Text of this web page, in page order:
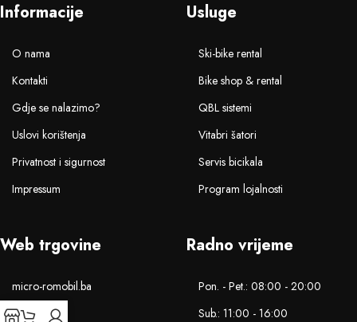
Informacije
O nama
Kontakti
Gdje se nalazimo?
Uslovi korištenja
Privatnost i sigurnost
Impressum
Usluge
Ski-bike rental
Bike shop & rental
QBL sistemi
Vitabri šatori
Servis bicikala
Program lojalnosti
Web trgovine
micro-romobil.ba
bike.ba
Radno vrijeme
Pon. - Pet.: 08:00 - 20:00
Sub.: 11:00 - 16:00